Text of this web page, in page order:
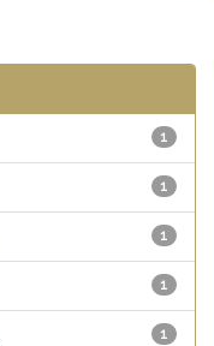
1
1
1
1
1